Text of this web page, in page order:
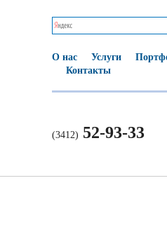
О нас Услуги
Контакты
(3412) 52-93-33